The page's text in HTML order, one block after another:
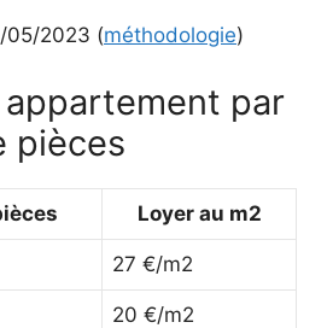
05/2023 (méthodologie)
appartement par
pièces
Loyer au m2
27 €/m2
20 €/m2